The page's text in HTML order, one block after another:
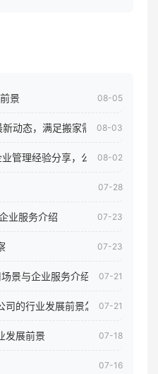
景 08-05
动态，满足搬家需求！08-03
管理经验分享，公司员工电脑核
08-02
07-28
业服务介绍 07-23
07-23
景与企业服务介绍 07-21
司的行业发展前景怎样07-21
发展前景 07-18
07-16